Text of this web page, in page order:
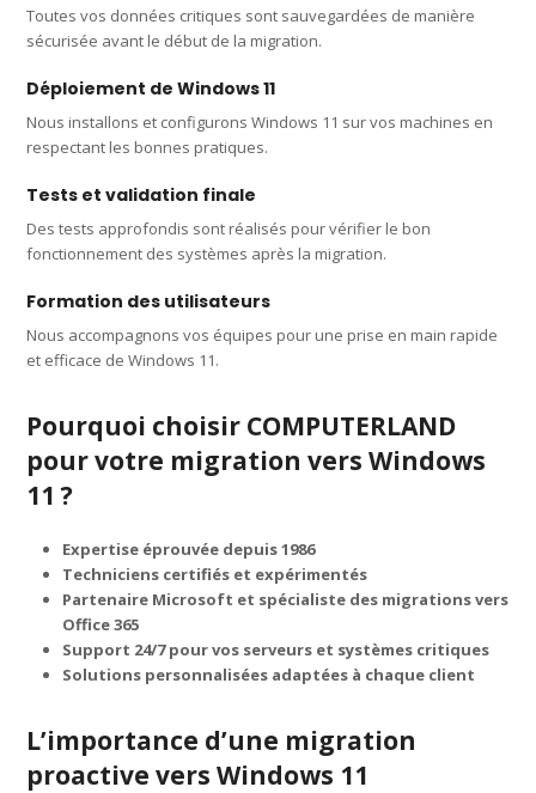
Toutes vos données critiques sont sauvegardées de manière
sécurisée avant le début de la migration.
Déploiement de Windows 11
Nous installons et configurons Windows 11 sur vos machines en
respectant les bonnes pratiques.
Tests et validation finale
Des tests approfondis sont réalisés pour vérifier le bon
fonctionnement des systèmes après la migration.
Formation des utilisateurs
Nous accompagnons vos équipes pour une prise en main rapide
et efficace de Windows 11.
Pourquoi choisir COMPUTERLAND
pour votre migration vers Windows
11 ?
Expertise éprouvée depuis 1986
Techniciens certifiés et expérimentés
Partenaire Microsoft et spécialiste des migrations vers
Office 365
Support 24/7 pour vos serveurs et systèmes critiques
Solutions personnalisées adaptées à chaque client
L’importance d’une migration
proactive vers Windows 11